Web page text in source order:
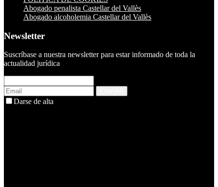
Abogado penalista Castellar del Vallès
Abogado alcoholemia Castellar del Vallès
Newsletter
Suscríbase a nuestra newsletter para estar informado de toda la
actualidad jurídica
Darse de alta